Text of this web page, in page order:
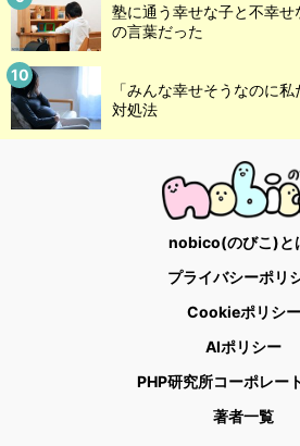
塾に通う幸せな子と不幸
の言葉だった
「みんな幸せそうなのに
対処法
nobico(のびこ)と
プライバシーポリ
Cookieポリシー
AIポリシー
PHP研究所コーポレー
著者一覧